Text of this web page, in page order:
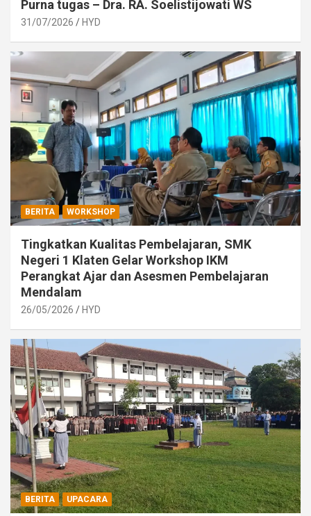
Purna tugas – Dra. RA. Soelistijowati WS
31/07/2026 HYD
BERITA WORKSHOP
Tingkatkan Kualitas Pembelajaran, SMK
Negeri 1 Klaten Gelar Workshop IKM
Perangkat Ajar dan Asesmen Pembelajaran
Mendalam
26/05/2026 HYD
BERITA UPACARA